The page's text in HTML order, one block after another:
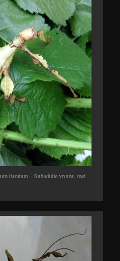
tiaratum – Subadulte vrouw, met